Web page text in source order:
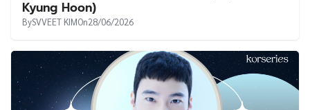
Kyung Hoon)
BySVVEET KIMOn28/06/2026